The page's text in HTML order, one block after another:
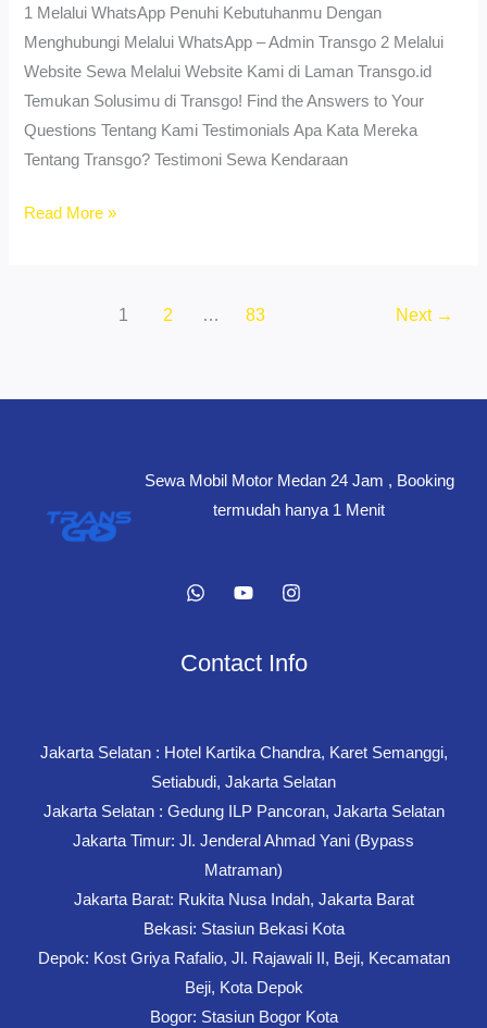
1 Melalui WhatsApp Penuhi Kebutuhanmu Dengan
Menghubungi Melalui WhatsApp – Admin Transgo 2 Melalui
Website Sewa Melalui Website Kami di Laman Transgo.id
Temukan Solusimu di Transgo! Find the Answers to Your
Questions Tentang Kami Testimonials Apa Kata Mereka
Tentang Transgo? Testimoni Sewa Kendaraan
Sewa
Read More »
1 2 … 83 Next →
Sewa Mobil Motor Medan 24 Jam , Booking
termudah hanya 1 Menit
Contact Info
Jakarta Selatan : Hotel Kartika Chandra, Karet Semanggi,
Setiabudi, Jakarta Selatan
Jakarta Selatan : Gedung ILP Pancoran, Jakarta Selatan
Jakarta Timur: Jl. Jenderal Ahmad Yani (Bypass
Matraman)
Jakarta Barat: Rukita Nusa Indah, Jakarta Barat
Bekasi: Stasiun Bekasi Kota
Depok: Kost Griya Rafalio, Jl. Rajawali II, Beji, Kecamatan
Beji, Kota Depok
Bogor: Stasiun Bogor Kota